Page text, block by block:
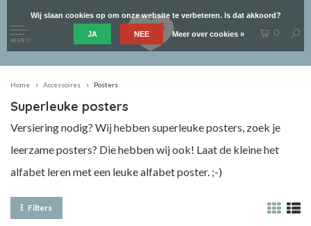
MENU
0
Home Accessoires Posters
Superleuke posters
Versiering nodig? Wij hebben superleuke posters, zoek je
leerzame posters? Die hebben wij ook! Laat de kleine het
alfabet leren met een leuke alfabet poster. ;-)
Filters
Wij slaan cookies op om onze website te verbeteren. Is dat akkoord?
JA NEE Meer over cookies »